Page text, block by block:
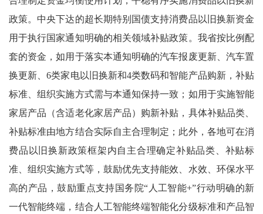
政策。中央下达的超长期特别国债支持消费品以旧换新资金
用于执行国家通知明确的相关领域补贴政策。我省按比例配
套的资金，如用于落实本通知明确的汽车报废更新、汽车置
换更新、6类家电以旧换新和4类数码和智能产品购新，补贴
标准、组织实施方式需与本通知保持一致；如用于实施智能
家居产品（含适老化家居产品）购新补贴，具体补贴品类、
补贴标准由地方结合实际自主合理制定；此外，各地可在消
费品以旧换新政策框架内自主合理确定补贴品类、补贴标
准、组织实施方式等，鼓励优先支持能效、水效、环保水平
高的产品，鼓励重点支持国务院“人工智能+”行动明确的新
一代智能终端，结合人工智能终端智能化分级标准和产品智